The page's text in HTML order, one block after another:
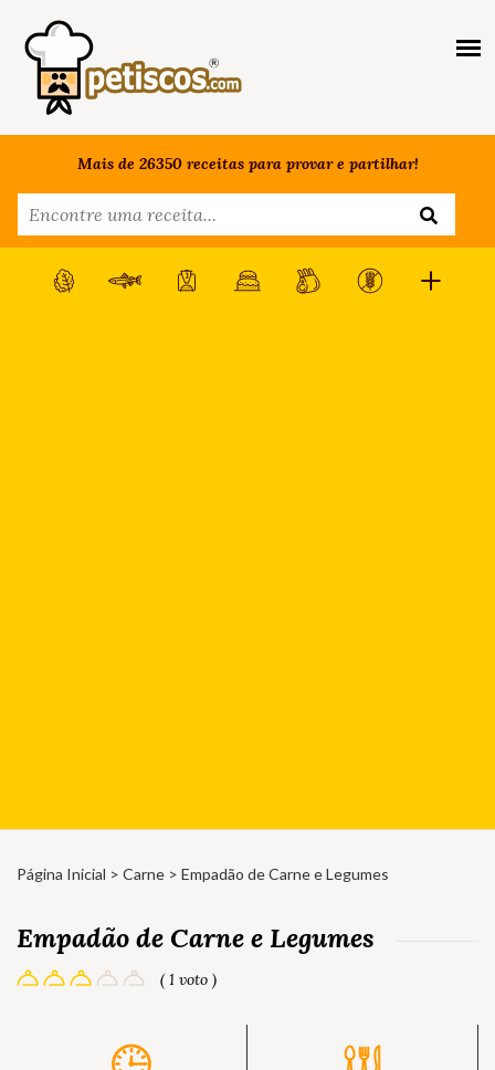
Mais de 26350 receitas para provar e partilhar!
Página Inicial > Carne > Empadão de Carne e Legumes
Empadão de Carne e Legumes
( 1 voto )